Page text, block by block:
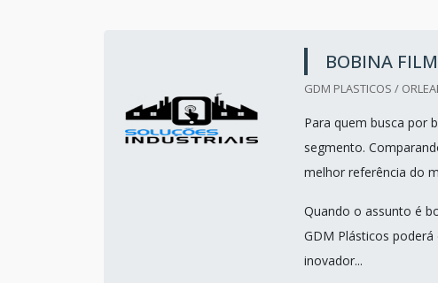
BOBINA
GDM PLASTICOS /
Para quem busca por
segmento.
melhor referência do
Quando o assunto é
GDM Plásticos
inovador...